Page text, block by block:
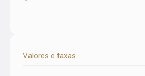
Valores e taxas